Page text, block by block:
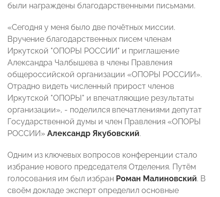
были награждены благодарственными письмами.
«Сегодня у меня было две почётных миссии.
Вручение благодарственных писем членам
Иркутской "ОПОРЫ РОССИИ" и приглашение
Александра Чалбышева в члены Правления
общероссийской организации «ОПОРЫ РОССИИ».
Отрадно видеть численный прирост членов
Иркутской "ОПОРЫ" и впечатляющие результаты
организации», - поделился впечатлениями депутат
Государственной думы и член Правления «ОПОРЫ
РОССИИ» Александр Якубовский.
Одним из ключевых вопросов конференции стало
избрание нового председателя Отделения. Путём
голосования им был избран Роман Малиновский. В
своём докладе эксперт определил основные